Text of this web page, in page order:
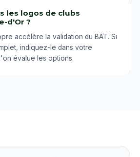
les logos de clubs
d'Or ?
accélère la validation du BAT. Si
indiquez-le dans votre
évalue les options.